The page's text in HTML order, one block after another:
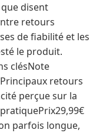
disent
retours
de fiabilité et les
le produit.
clésNote
retours
perçue sur la
parfois longue,